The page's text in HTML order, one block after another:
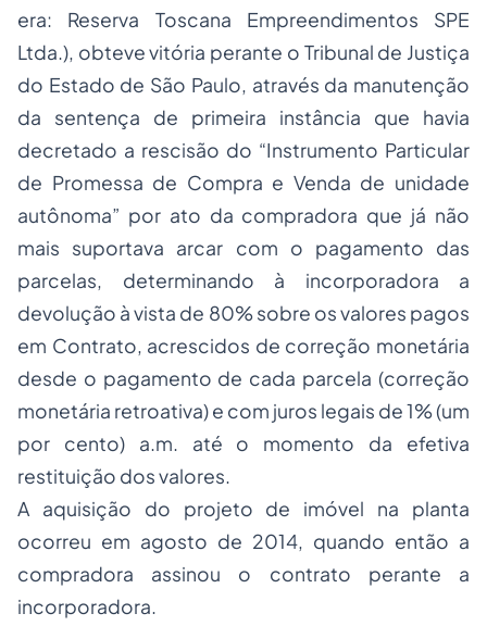
era: Reserva Toscana Empreendimentos SPE
Ltda.), obteve vitória perante o Tribunal de Justiça
do Estado de São Paulo, através da manutenção
da sentença de primeira instância que havia
decretado a rescisão do “Instrumento Particular
de Promessa de Compra e Venda de unidade
autônoma” por ato da compradora que já não
mais suportava arcar com o pagamento das
parcelas, determinando à incorporadora a
devolução à vista de 80% sobre os valores pagos
em Contrato, acrescidos de correção monetária
desde o pagamento de cada parcela (correção
monetária retroativa) e com juros legais de 1% (um
por cento) a.m. até o momento da efetiva
restituição dos valores.
A aquisição do projeto de imóvel na planta
ocorreu em agosto de 2014, quando então a
compradora assinou o contrato perante a
incorporadora.